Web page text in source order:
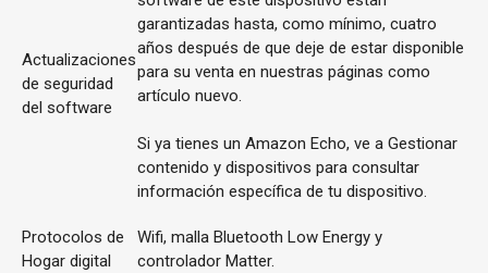
Actualizaciones
de seguridad
del software
garantizadas hasta, como mínimo, cuatro
años después de que deje de estar disponible
para su venta en nuestras páginas como
artículo nuevo.
Si ya tienes un Amazon Echo, ve a Gestionar
contenido y dispositivos para consultar
información específica de tu dispositivo.
Protocolos de
Hogar digital
Wifi, malla Bluetooth Low Energy y
controlador Matter.